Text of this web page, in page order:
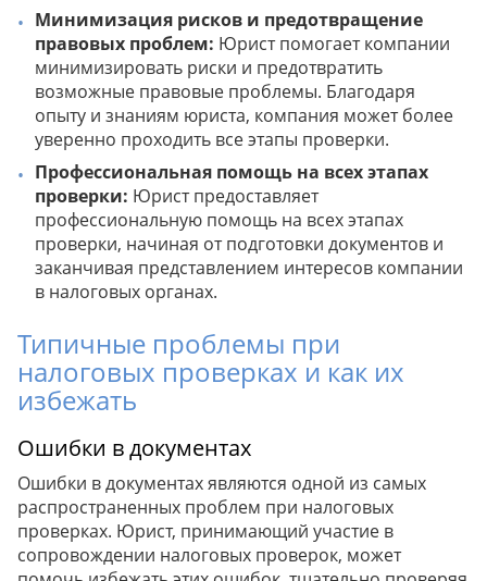
Минимизация рисков и предотвращение
правовых проблем: Юрист помогает компании
минимизировать риски и предотвратить
возможные правовые проблемы. Благодаря
опыту и знаниям юриста, компания может более
уверенно проходить все этапы проверки.
Профессиональная помощь на всех этапах
проверки: Юрист предоставляет
профессиональную помощь на всех этапах
проверки, начиная от подготовки документов и
заканчивая представлением интересов компании
в налоговых органах.
Типичные проблемы при
налоговых проверках и как их
избежать
Ошибки в документах
Ошибки в документах являются одной из самых
распространенных проблем при налоговых
проверках. Юрист, принимающий участие в
сопровождении налоговых проверок, может